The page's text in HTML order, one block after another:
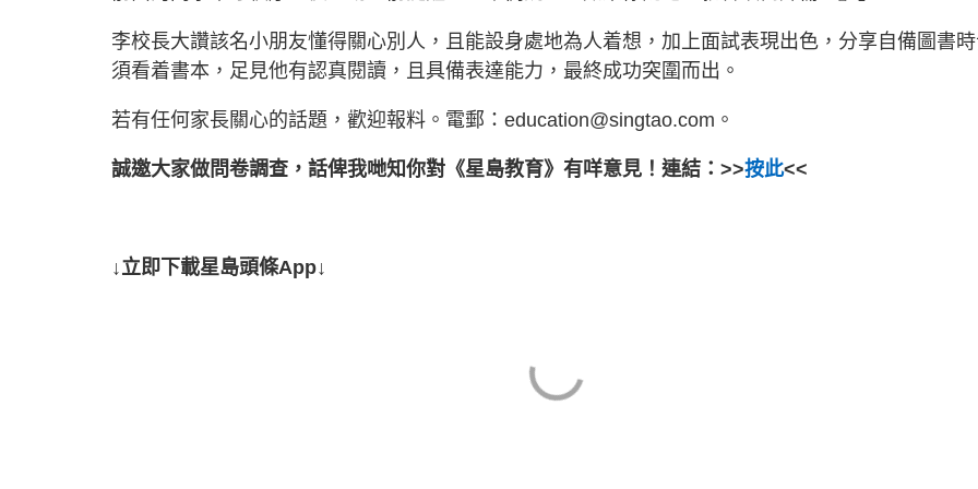
李校長大讚該名小朋友懂得關心別人，且能設身處地為人着想，加上面試表現出色，分享自備圖書
須看着書本，足見他有認真閱讀，且具備表達能力，最終成功突圍而出。
若有任何家長關心的話題，歡迎報料。電郵： education@singtao.com 。
誠邀大家做問卷調查，話俾我哋知你對《星島教育》有咩意見！連結：>>按此<<
↓立即下載星島頭條App↓